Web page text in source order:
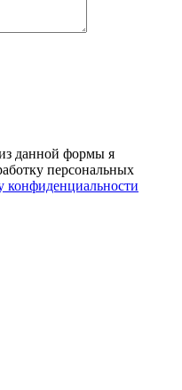
данной формы я
персональных
конфиденциальности